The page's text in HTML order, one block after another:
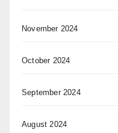
November 2024
October 2024
September 2024
August 2024